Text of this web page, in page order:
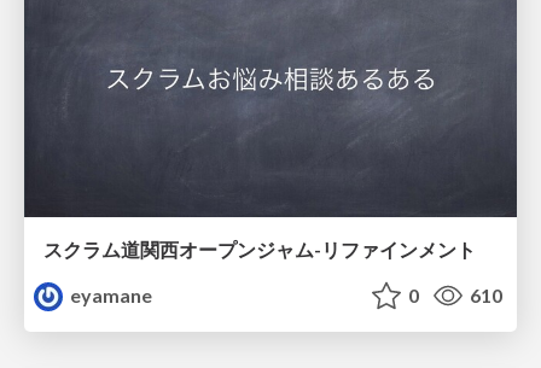
スクラム道関西オープンジャム-リファインメント
eyamane
0 610